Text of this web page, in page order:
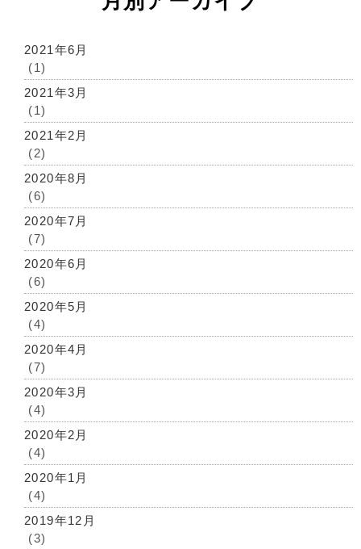
2021年6月
(1)
2021年3月
(1)
2021年2月
(2)
2020年8月
(6)
2020年7月
(7)
2020年6月
(6)
2020年5月
(4)
2020年4月
(7)
2020年3月
(4)
2020年2月
(4)
2020年1月
(4)
2019年12月
(3)